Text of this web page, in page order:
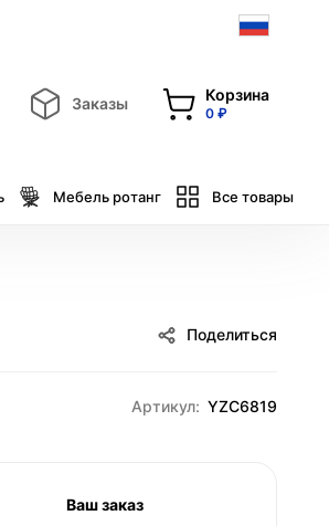
Заказы Корзина
0 ₽
Мебель ротанг Все товары
Поделиться
Артикул: YZC6819
Ваш заказ